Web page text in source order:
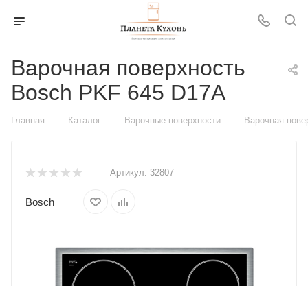
Варочная поверхность
Bosch PKF 645 D17A
Главная — Каталог — Варочные поверхности — Варочная
Артикул: 32807
Bosch